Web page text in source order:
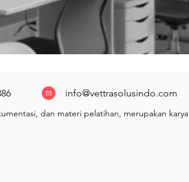
info@vettrasolusindo.com
dan materi pelatihan, merupakan karya